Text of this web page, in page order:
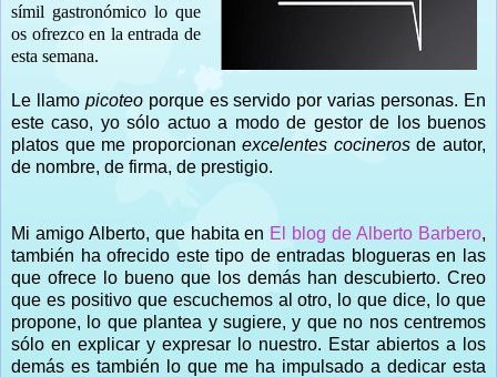
símil gastronómico lo que
os ofrezco en la entrada de
esta semana.
Le llamopicoteoporque es servido por varias personas. En
este caso, yo sólo actuo a modo de gestor de los buenos
platos que me proporcionanexcelentes cocinerosde autor,
de nombre, de firma, de prestigio.
Mi amigo Alberto, que habita en El blog de Alberto Barbero,
también ha ofrecido este tipo de entradas blogueras en las
que ofrece lo bueno que los demás han descubierto. Creo
que es positivo que escuchemos al otro, lo que dice, lo que
propone, lo que plantea y sugiere, y que no nos centremos
sólo en explicar y expresar lo nuestro. Estar abiertos a los
demás es también lo que me ha impulsado a dedicar esta